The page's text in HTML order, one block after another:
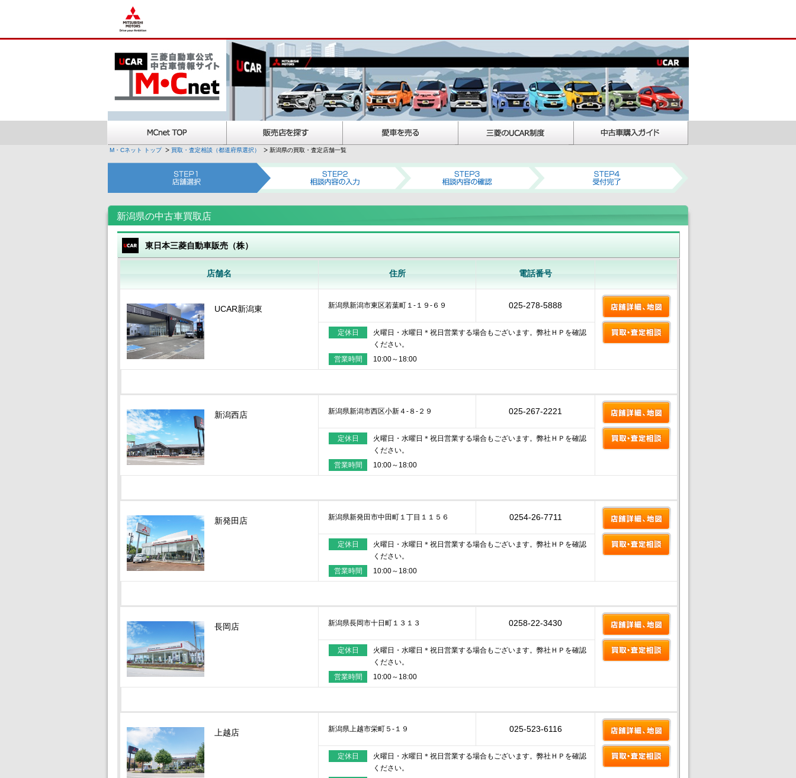
M・Cネット トップ 買取・査定相談（都道府県選択） 新潟県の買取・査定店舗一覧
新潟県の中古車買取店
東日本三菱自動車販売（株）
店舗名 住所 電話番号
UCAR新潟東 新潟県新潟市東区若葉町１‐１９‐６９ 025-278-5888
定休日
火曜日・水曜日＊祝日営業する場合もございます。弊社ＨＰを確認
ください。
営業時間
10:00～18:00
新潟西店 新潟県新潟市西区小新４‐８‐２９ 025-267-2221
定休日
火曜日・水曜日＊祝日営業する場合もございます。弊社ＨＰを確認
ください。
営業時間
10:00～18:00
新発田店 新潟県新発田市中田町１丁目１１５６ 0254-26-7711
定休日
火曜日・水曜日＊祝日営業する場合もございます。弊社ＨＰを確認
ください。
営業時間
10:00～18:00
長岡店 新潟県長岡市十日町１３１３ 0258-22-3430
定休日
火曜日・水曜日＊祝日営業する場合もございます。弊社ＨＰを確認
ください。
営業時間
10:00～18:00
上越店 新潟県上越市栄町５‐１９ 025-523-6116
定休日
火曜日・水曜日＊祝日営業する場合もございます。弊社ＨＰを確認
ください。